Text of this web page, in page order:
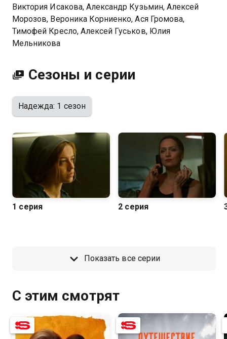
Виктория Исакова, Александр Кузьмин, Алексей
Морозов, Вероника Корниенко, Ася Громова,
Тимофей Кресло, Алексей Гуськов, Юлия
Мельникова
Сезоны и серии
Надежда: 1 сезон
1 серия 2 серия
Показать все серии
С этим смотрят